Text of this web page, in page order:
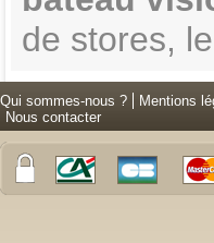
de stores,
Qui sommes-nous ? Mentions
Nous contacter